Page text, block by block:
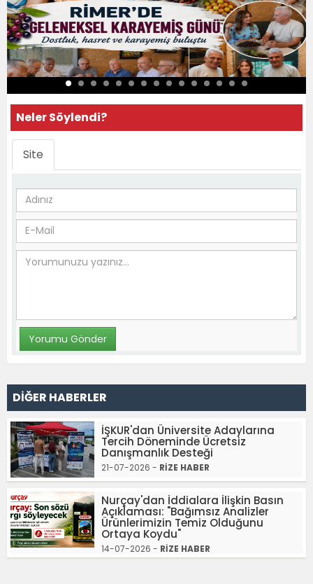
Neler Söylendi?
Site
DİĞER HABERLER
İŞKUR'dan Üniversite Adaylarına
Tercih Döneminde Ücretsiz
Danışmanlık Desteği
21-07-2026 - RİZE HABER
Nurçay'dan İddialara İlişkin Basın
Açıklaması: "Bağımsız Analizler
Ürünlerimizin Temiz Olduğunu
Ortaya Koydu"
14-07-2026 - RİZE HABER